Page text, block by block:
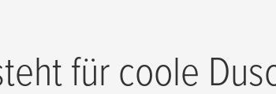
für coole